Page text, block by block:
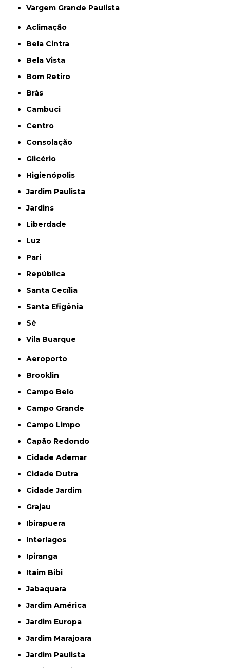
Vargem Grande Paulista
Aclimação
Bela Cintra
Bela Vista
Bom Retiro
Brás
Cambuci
Centro
Consolação
Glicério
Higienópolis
Jardim Paulista
Jardins
Liberdade
Luz
Pari
República
Santa Cecília
Santa Efigênia
Sé
Vila Buarque
Aeroporto
Brooklin
Campo Belo
Campo Grande
Campo Limpo
Capão Redondo
Cidade Ademar
Cidade Dutra
Cidade Jardim
Grajau
Ibirapuera
Interlagos
Ipiranga
Itaim Bibi
Jabaquara
Jardim América
Jardim Europa
Jardim Marajoara
Jardim Paulista